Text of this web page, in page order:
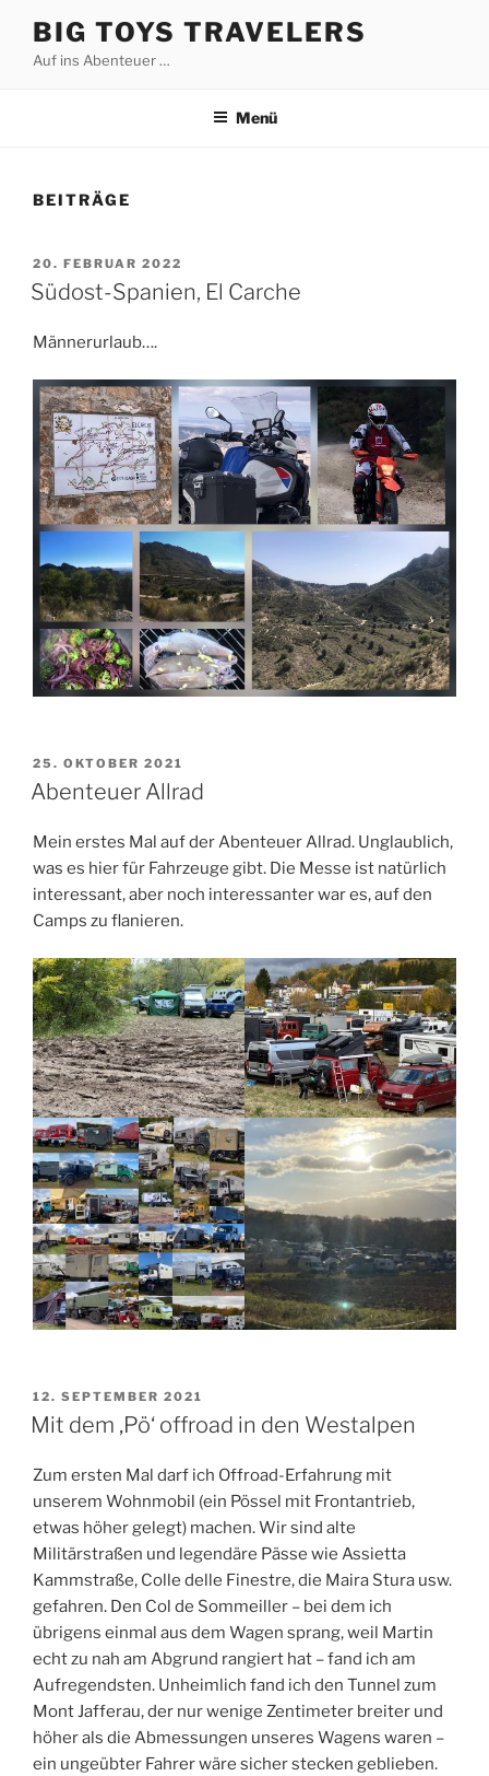
Inhalt
springen
BIG TOYS TRAVELERS
Auf ins Abenteuer …
Menü
BEITRÄGE
VERÖFFENTLICHT
AM
20. FEBRUAR 2022
Südost-Spanien, El Carche
Männerurlaub….
VERÖFFENTLICHT
AM
25. OKTOBER 2021
Abenteuer Allrad
Mein erstes Mal auf der Abenteuer Allrad. Unglaublich,
was es hier für Fahrzeuge gibt. Die Messe ist natürlich
interessant, aber noch interessanter war es, auf den
Camps zu flanieren.
VERÖFFENTLICHT
AM
12. SEPTEMBER 2021
Mit dem ‚Pö‘ offroad in den Westalpen
Zum ersten Mal darf ich Offroad-Erfahrung mit
unserem Wohnmobil (ein Pössel mit Frontantrieb,
etwas höher gelegt) machen. Wir sind alte
Militärstraßen und legendäre Pässe wie Assietta
Kammstraße, Colle delle Finestre, die Maira Stura usw.
gefahren. Den Col de Sommeiller – bei dem ich
übrigens einmal aus dem Wagen sprang, weil Martin
echt zu nah am Abgrund rangiert hat – fand ich am
Aufregendsten. Unheimlich fand ich den Tunnel zum
Mont Jafferau, der nur wenige Zentimeter breiter und
höher als die Abmessungen unseres Wagens waren –
ein ungeübter Fahrer wäre sicher stecken geblieben.